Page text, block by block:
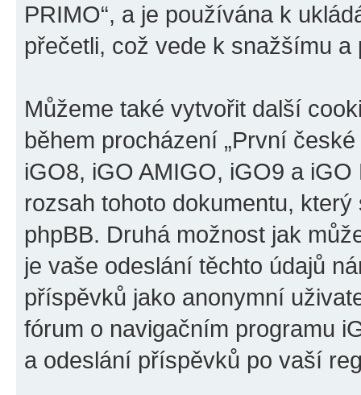
PRIMO“, a je používána k
přečetli, což vede k snažšímu
Můžeme také vytvořit další
během procházení „První
iGO8, iGO AMIGO, iGO9 a
rozsah tohoto dokumentu,
phpBB. Druhá možnost jak
je vaše odeslání těchto údajů
příspěvků jako anonymní
fórum o navigačním programu
a odeslání příspěvků po vaší